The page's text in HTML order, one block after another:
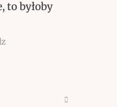
to byłoby